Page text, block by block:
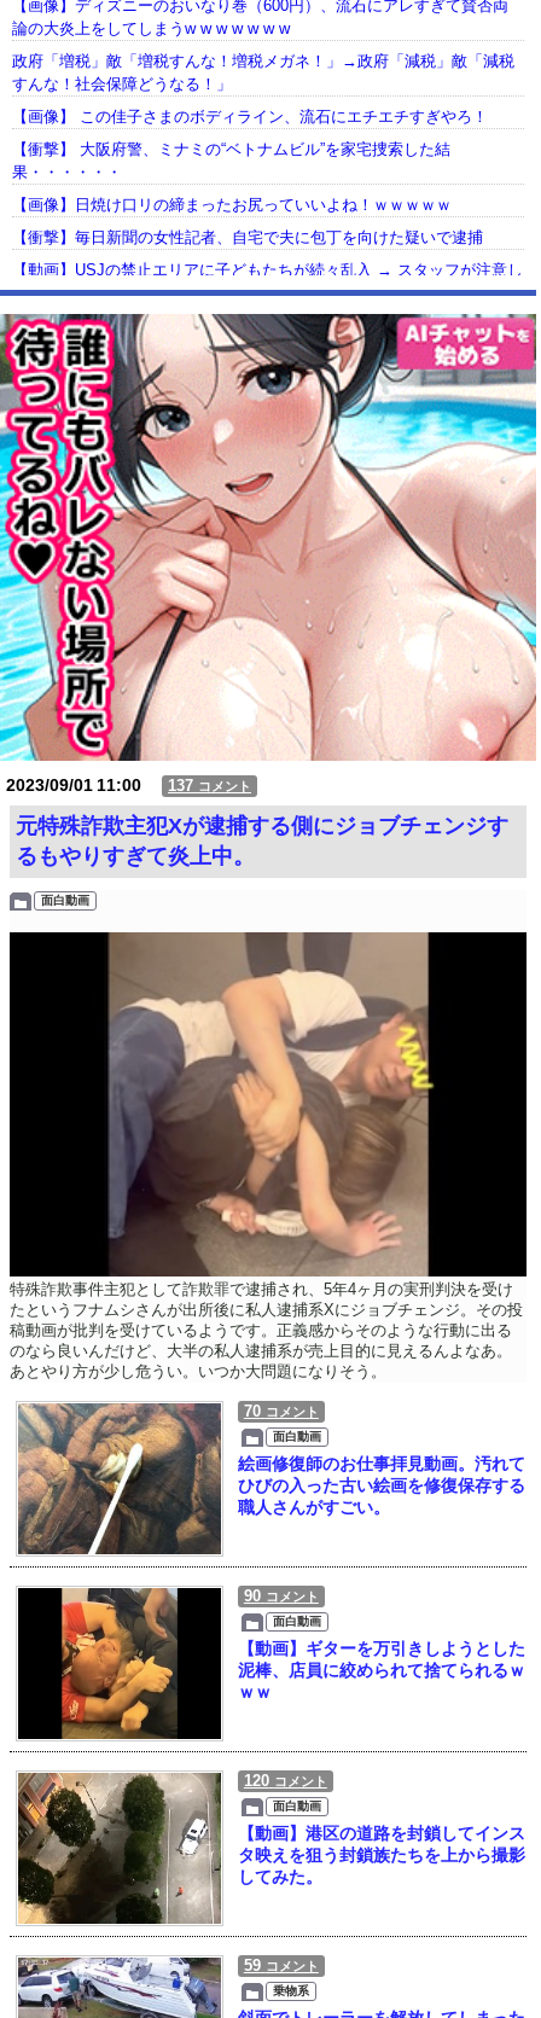
【画像】ディズニーのおいなり巻（600円）、流石にアレすぎて賛否両
論の大炎上をしてしまうw w w w w w w
政府「増税」敵「増税すんな！増税メガネ！」→政府「減税」敵「減税
すんな！社会保障どうなる！」
【画像】 この佳子さまのボディライン、流石にエチエチすぎやろ！
【衝撃】 大阪府警、ミナミの“ベトナムビル”を家宅捜索した結
果・・・・・・
【画像】日焼け口リの締まったお尻っていいよね！ｗｗｗｗｗ
【衝撃】毎日新聞の女性記者、自宅で夫に包丁を向けた疑いで逮捕
【動画】USJの禁止エリアに子どもたちが続々乱入 → スタッフが注意し
ても止まらない事態に
Powered by livedoor 相互RSS
2023/09/0111:00 137 コメント
元特殊詐欺主犯Xが逮捕する側にジョブチェンジす
るもやりすぎて炎上中。
面白動画
特殊詐欺事件主犯として詐欺罪で逮捕され、5年4ヶ月の実刑判決を受け
たというフナムシさんが出所後に私人逮捕系Xにジョブチェンジ。その投
稿動画が批判を受けているようです。正義感からそのような行動に出る
のなら良いんだけど、大半の私人逮捕系が売上目的に見えるんよなあ。
あとやり方が少し危うい。いつか大問題になりそう。
70 コメント
面白動画
絵画修復師のお仕事拝見動画。汚れて
ひびの入った古い絵画を修復保存する
職人さんがすごい。
90 コメント
面白動画
【動画】ギターを万引きしようとした
泥棒、店員に絞められて捨てられるｗ
ｗｗ
120 コメント
面白動画
【動画】港区の道路を封鎖してインス
タ映えを狙う封鎖族たちを上から撮影
してみた。
59 コメント
乗物系